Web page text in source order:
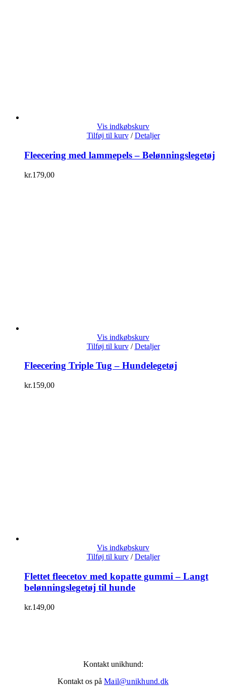
Vis indkøbskurv
Tilføj til kurv / Detaljer
Fleecering med lammepels – Belønningslegetøj
kr.179,00
Vis indkøbskurv
Tilføj til kurv / Detaljer
Fleecering Triple Tug – Hundelegetøj
kr.159,00
Vis indkøbskurv
Tilføj til kurv / Detaljer
Flettet fleecetov med kopatte gummi – Langt
belønningslegetøj til hunde
kr.149,00
Kontakt unikhund:
Kontakt os på Mail@unikhund.dk